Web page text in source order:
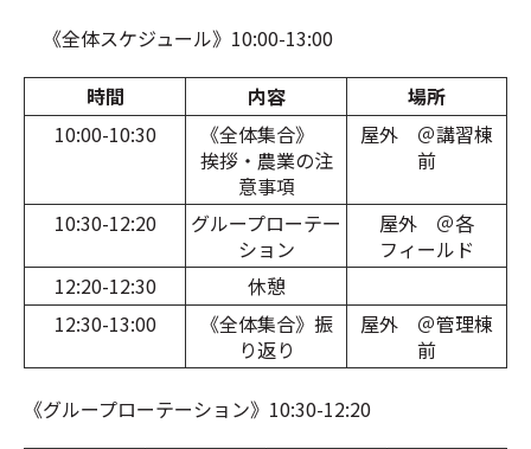
《全体スケジュール》10:00-13:00
時間 内容
場所
10:00-10:30
《全体集合》
挨拶・農業の注
意事項
屋外 ＠講習棟
前
10:30-12:20
グループローテー
ション
屋外 ＠各
フィールド
12:20-12:30
休憩
12:30-13:00
《全体集合》振
り返り
屋外 ＠管理棟
前
《グループローテーション》10:30-12:20